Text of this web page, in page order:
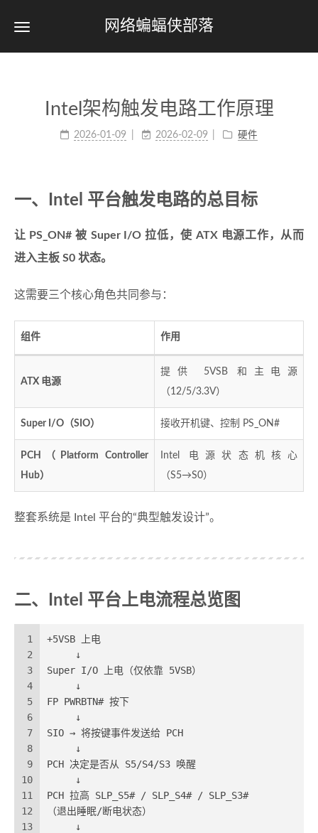
网络蝙蝠侠部落
Intel架构触发电路工作原理
2026-01-09 2026-02-09 硬件
一、Intel 平台触发电路的总目标
让 PS_ON# 被 Super I/O 拉低，使 ATX 电源工作，从而
进入主板 S0 状态。
这需要三个核心角色共同参与：
组件 作用
ATX 电源
提供 5VSB 和主电源
（12/5/3.3V）
Super I/O（SIO） 接收开机键、控制 PS_ON#
PCH（Platform Controller
Hub）
Intel 电源状态机核心
（S5→S0）
整套系统是 Intel 平台的“典型触发设计”。
二、Intel 平台上电流程总览图
1
2
3
4
5
6
7
8
9
10
11
12
13
+5VSB 上电
     ↓
Super I/O 上电（仅依靠 5VSB）
     ↓
FP PWRBTN# 按下
     ↓
SIO → 将按键事件发送给 PCH
     ↓
PCH 决定是否从 S5/S4/S3 唤醒
     ↓
PCH 拉高 SLP_S5# / SLP_S4# / SLP_S3#
（退出睡眠/断电状态）
     ↓